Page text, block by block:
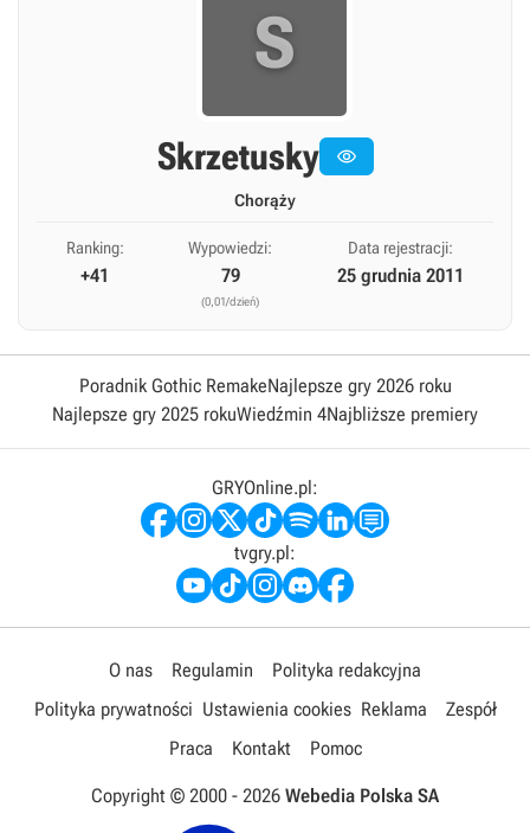
S
Skrzetusky 
Chorąży
Ranking:
+41
Wypowiedzi:
79
(0,01/dzień)
Data rejestracji:
25 grudnia 2011
Poradnik Gothic RemakeNajlepsze gry 2026 roku
Najlepsze gry 2025 rokuWiedźmin 4Najbliższe premiery
GRYOnline.pl:
tvgry.pl:
O nas Regulamin
Polityka redakcyjna
Polityka prywatności Ustawienia cookies Reklama
Zespół
Praca
Kontakt Pomoc
Copyright © 2000 - 2026 Webedia Polska SA